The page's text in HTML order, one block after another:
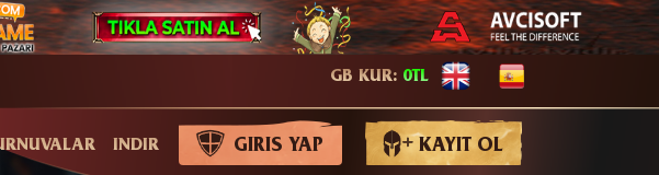
GB KUR: 0TL
INDIR GIRIS YAP KAYIT OL